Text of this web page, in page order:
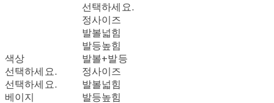
색상
선택하세요.
선택하세요.
베이지
선택하세요.
정사이즈
발볼넓힘
발등높힘
발볼+발등
정사이즈
발볼넓힘
발등높힘